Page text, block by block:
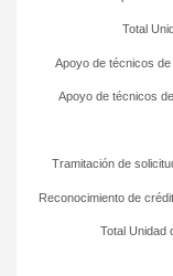
Total Unidad
Reconocimiento de
Tramitación de
Apoyo de técnicos
Apoyo de técnicos de
Total